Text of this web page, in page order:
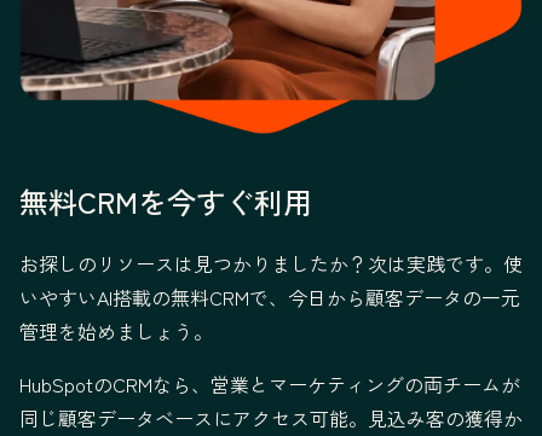
無料CRMを今すぐ利用
お探しのリソースは見つかりましたか？次は実践です。使
いやすいAI搭載の無料CRMで、今日から顧客データの一元
管理を始めましょう。
HubSpotのCRMなら、営業とマーケティングの両チームが
同じ顧客データベースにアクセス可能。見込み客の獲得か